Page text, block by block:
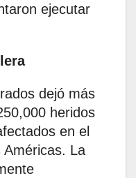
ejecutar
dejó más
heridos
en el
La